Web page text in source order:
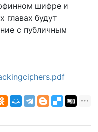
шифре и
главах будут
с публичным